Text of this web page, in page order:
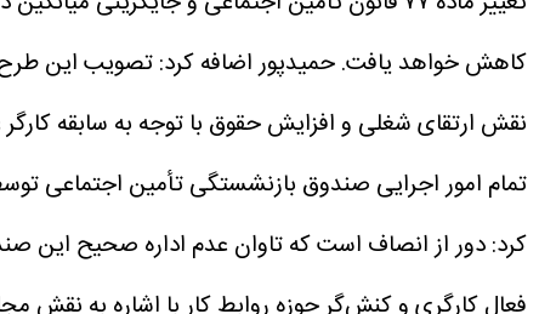
کاهش خواهد یافت.حمیدپور اضافه کرد: تصویب این
نقش ارتقای شغلی و افزایش حقوق با توجه به سابقه
تمام امور اجرایی صندوق بازنشستگی تأمین اجتماعی
کرد: دور از انصاف است که تاوان‌ عدم اداره صحیح این